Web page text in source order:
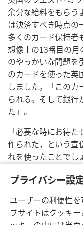
プライバシー設
ユーザーの利便性
ブサイトはクッキ
余分な給料をもらう
は決済すべき時点の
多くのカード保持者
想像上の13番目の月
のやっかいな問題を
のカードを使った英
しました。「この
られる。そして銀行
た」。
「必要な時にお待
作られた，という宣
れを使ったことでし
的また霊的な健康に